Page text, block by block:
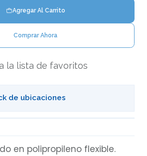
Agregar Al Carrito
Comprar Ahora
la lista de favoritos
de ubicaciones
en polipropileno flexible.